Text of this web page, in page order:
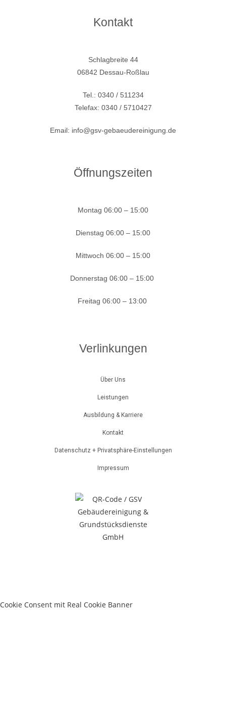
Kontakt
Schlagbreite 44
06842 Dessau-Roßlau
Tel.: 0340 / 511234
Telefax: 0340 / 5710427
Email: info@gsv-gebaeudereinigung.de
Öffnungszeiten
Montag 06:00 – 15:00
Dienstag 06:00 – 15:00
Mittwoch 06:00 – 15:00
Donnerstag 06:00 – 15:00
Freitag 06:00 – 13:00
Verlinkungen
Über Uns
Leistungen
Ausbildung & Karriere
Kontakt
Datenschutz + Privatsphäre-Einstellungen
Impressum
Cookie Consent mit Real Cookie Banner